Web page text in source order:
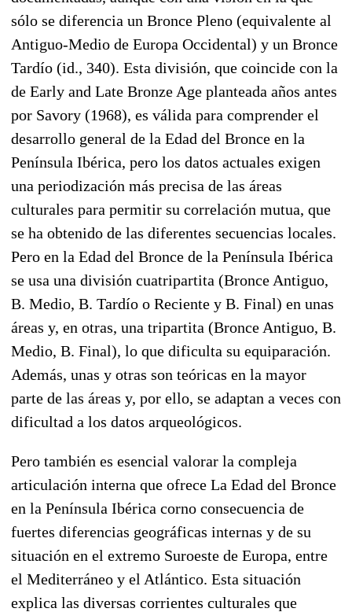
sólo se diferencia un Bronce Pleno (equivalente al
Antiguo-Medio de Europa Occidental) y un Bronce
Tardío (id., 340). Esta división, que coincide con la
de Early and Late Bronze Age planteada años antes
por Savory (1968), es válida para comprender el
desarrollo general de la Edad del Bronce en la
Península Ibérica, pero los datos actuales exigen
una periodización más precisa de las áreas
culturales para permitir su correlación mutua, que
se ha obtenido de las diferentes secuencias locales.
Pero en la Edad del Bronce de la Península Ibérica
se usa una división cuatripartita (Bronce Antiguo,
B. Medio, B. Tardío o Reciente y B. Final) en unas
áreas y, en otras, una tripartita (Bronce Antiguo, B.
Medio, B. Final), lo que dificulta su equiparación.
Además, unas y otras son teóricas en la mayor
parte de las áreas y, por ello, se adaptan a veces con
dificultad a los datos arqueológicos.
Pero también es esencial valorar la compleja
articulación interna que ofrece La Edad del Bronce
en la Península Ibérica corno consecuencia de
fuertes diferencias geográficas internas y de su
situación en el extremo Suroeste de Europa, entre
el Mediterráneo y el Atlántico. Esta situación
explica las diversas corrientes culturales que